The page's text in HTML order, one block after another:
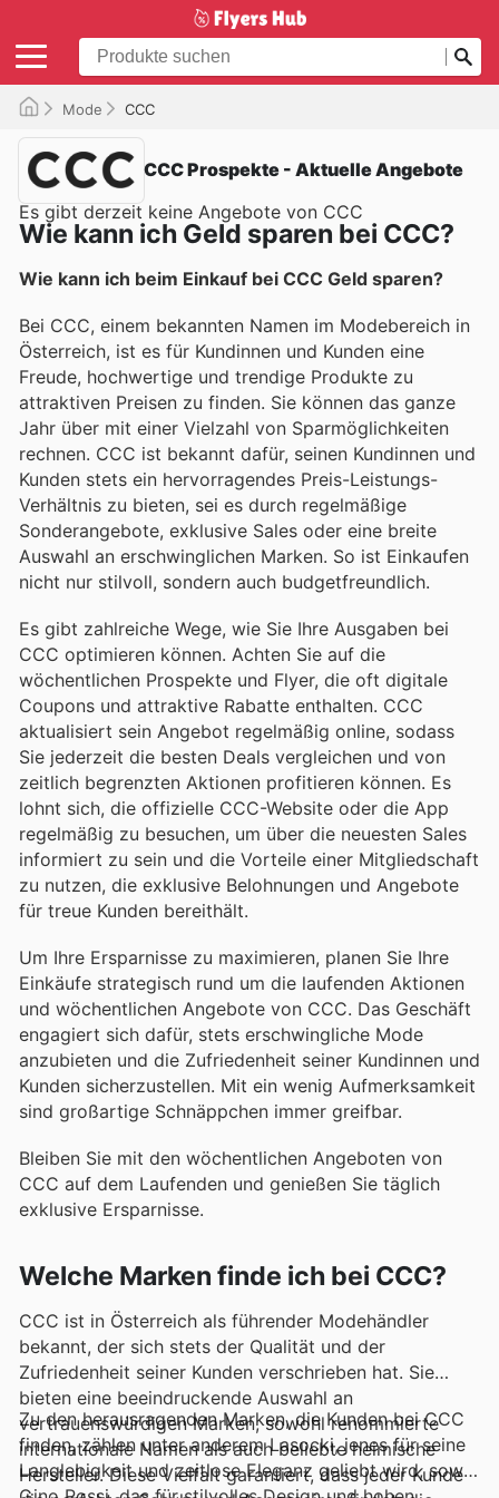
Mode CCC
CCC Prospekte - Aktuelle Angebote
Es gibt derzeit keine Angebote von CCC
Wie kann ich Geld sparen bei CCC?
Wie kann ich beim Einkauf bei CCC Geld sparen?
Bei CCC, einem bekannten Namen im Modebereich in
Österreich, ist es für Kundinnen und Kunden eine
Freude, hochwertige und trendige Produkte zu
attraktiven Preisen zu finden. Sie können das ganze
Jahr über mit einer Vielzahl von Sparmöglichkeiten
rechnen. CCC ist bekannt dafür, seinen Kundinnen und
Kunden stets ein hervorragendes Preis-Leistungs-
Verhältnis zu bieten, sei es durch regelmäßige
Sonderangebote, exklusive Sales oder eine breite
Auswahl an erschwinglichen Marken. So ist Einkaufen
nicht nur stilvoll, sondern auch budgetfreundlich.
Es gibt zahlreiche Wege, wie Sie Ihre Ausgaben bei
CCC optimieren können. Achten Sie auf die
wöchentlichen Prospekte und Flyer, die oft digitale
Coupons und attraktive Rabatte enthalten. CCC
aktualisiert sein Angebot regelmäßig online, sodass
Sie jederzeit die besten Deals vergleichen und von
zeitlich begrenzten Aktionen profitieren können. Es
lohnt sich, die offizielle CCC-Website oder die App
regelmäßig zu besuchen, um über die neuesten Sales
informiert zu sein und die Vorteile einer Mitgliedschaft
zu nutzen, die exklusive Belohnungen und Angebote
für treue Kunden bereithält.
Um Ihre Ersparnisse zu maximieren, planen Sie Ihre
Einkäufe strategisch rund um die laufenden Aktionen
und wöchentlichen Angebote von CCC. Das Geschäft
engagiert sich dafür, stets erschwingliche Mode
anzubieten und die Zufriedenheit seiner Kundinnen und
Kunden sicherzustellen. Mit ein wenig Aufmerksamkeit
sind großartige Schnäppchen immer greifbar.
Bleiben Sie mit den wöchentlichen Angeboten von
CCC auf dem Laufenden und genießen Sie täglich
exklusive Ersparnisse.
Welche Marken finde ich bei CCC?
CCC ist in Österreich als führender Modehändler
bekannt, der sich stets der Qualität und der
Zufriedenheit seiner Kunden verschrieben hat. Sie
bieten eine beeindruckende Auswahl an
vertrauenswürdigen Marken, sowohl renommierte
internationale Namen als auch beliebte heimische
Hersteller. Diese Vielfalt garantiert, dass jeder Kunde
Zu den herausragenden Marken, die Kunden bei CCC
finden, zählen unter anderem Lasocki, jenes für seine
Langlebigkeit und zeitlose Eleganz geliebt wird, sowie